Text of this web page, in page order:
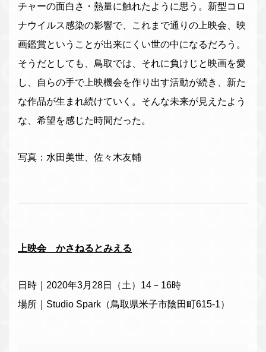
チャーの面白さ・熱量に触れたように思う。新型コロ
ナウイルス感染の影響で、これまで通りの上映会、映
画鑑賞ということが出来にくい世の中になるだろう。
そうだとしても、鳥取では、それに負けじと映画を愛
し、自らの手で上映機会を作り出す活動が続き、新た
な作品が生まれ続けていく。そんな未来が見えたよう
な、希望を感じた時間だった。
写真：水田美世、佐々木友輔
上映会 かさねるとみえる
日時｜2020年3月28日（土）14－16時
場所｜Studio Spark（鳥取県米子市陰田町615-1）